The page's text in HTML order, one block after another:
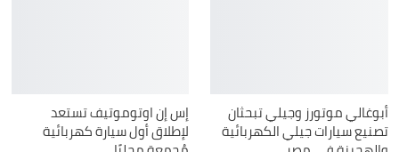
أبوغالي موتورز وجيلي تبحثان
تصنيع سيارات جيلي الكهربائية
إس إن اوتوموتيف تستعد
لإطلاق أول سيارة كهربائية